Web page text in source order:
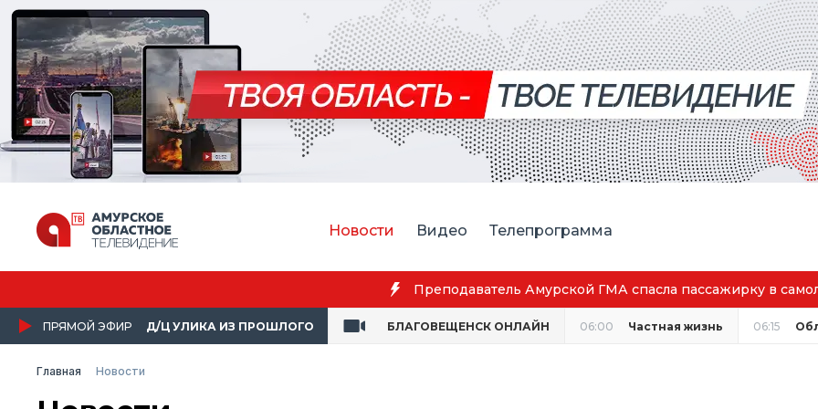
Новости Видео Телепрограмма
Преподаватель Амурской ГМА спасла пассажирку в
ПРЯМОЙ ЭФИР Д/Ц УЛИКА ИЗ ПРОШЛОГО БЛАГОВЕЩЕНСК ОНЛАЙН 06:00 Частная жизнь 06:15
Главная Новости